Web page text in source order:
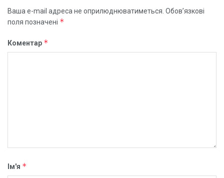
Ваша e-mail адреса не оприлюднюватиметься. Обов’язкові
поля позначені *
Коментар *
Ім'я *